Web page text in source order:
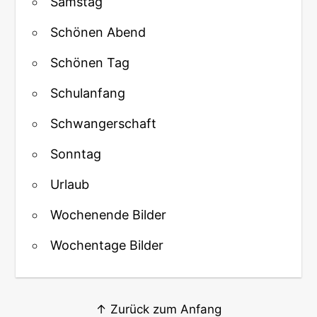
Schönen Abend
Schönen Tag
Schulanfang
Schwangerschaft
Sonntag
Urlaub
Wochenende Bilder
Wochentage Bilder
↑ Zurück zum Anfang